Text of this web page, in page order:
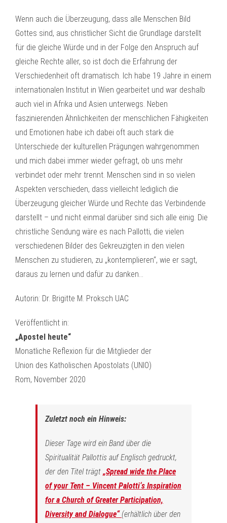
Wenn auch die Überzeugung, dass alle Menschen Bild
Gottes sind, aus christlicher Sicht die Grundlage darstellt
für die gleiche Würde und in der Folge den Anspruch auf
gleiche Rechte aller, so ist doch die Erfahrung der
Verschiedenheit oft dramatisch. Ich habe 19 Jahre in einem
internationalen Institut in Wien gearbeitet und war deshalb
auch viel in Afrika und Asien unterwegs. Neben
faszinierenden Ähnlichkeiten der menschlichen Fähigkeiten
und Emotionen habe ich dabei oft auch stark die
Unterschiede der kulturellen Prägungen wahrgenommen
und mich dabei immer wieder gefragt, ob uns mehr
verbindet oder mehr trennt. Menschen sind in so vielen
Aspekten verschieden, dass vielleicht lediglich die
Überzeugung gleicher Würde und Rechte das Verbindende
darstellt – und nicht einmal darüber sind sich alle einig. Die
christliche Sendung wäre es nach Pallotti, die vielen
verschiedenen Bilder des Gekreuzigten in den vielen
Menschen zu studieren, zu „kontemplieren“, wie er sagt,
daraus zu lernen und dafür zu danken…
Autorin: Dr. Brigitte M. Proksch UAC
Veröffentlicht in:
„Apostel heute“
Monatliche Reflexion für die Mitglieder der
Union des Katholischen Apostolats (UNIO)
Rom, November 2020
Zuletzt noch ein Hinweis:
Dieser Tage wird ein Band über die
Spiritualität Pallottis auf Englisch gedruckt,
der den Titel trägt „Spread wide the Place
of your Tent – Vincent Palotti‘s Inspiration
for a Church of Greater Participation,
Diversity and Dialogue“ (erhältlich über den